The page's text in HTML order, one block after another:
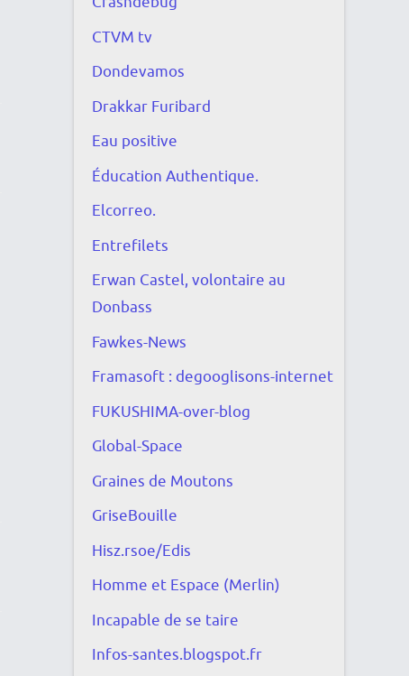
CTVM tv
Dondevamos
Drakkar Furibard
Eau positive
Éducation Authentique.
Elcorreo.
Entrefilets
Erwan Castel, volontaire au
Donbass
Fawkes-News
Framasoft : degooglisons-internet
FUKUSHIMA-over-blog
Global-Space
Graines de Moutons
GriseBouille
Hisz.rsoe/Edis
Homme et Espace (Merlin)
Incapable de se taire
Infos-santes.blogspot.fr